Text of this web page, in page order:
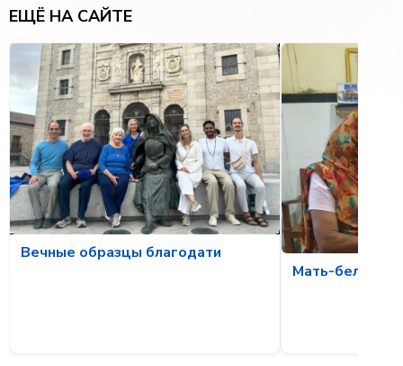
ЕЩЁ НА САЙТЕ
Вечные образцы благодати
Мать-белка и